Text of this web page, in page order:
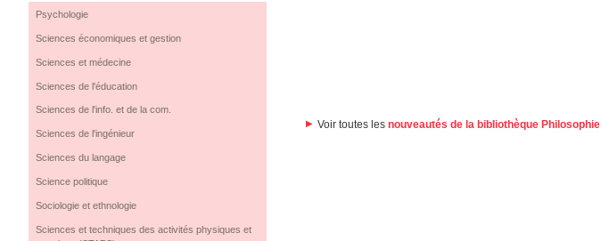
Voir toutes lesnouveautés de la bibliothèque Philosophie
Psychologie
Sciences économiques et gestion
Sciences et médecine
Sciences de l'éducation
Sciences de l'info. et de la com.
Sciences de l'ingénieur
Sciences du langage
Science politique
Sociologie et ethnologie
Sciences et techniques des activités physiques et